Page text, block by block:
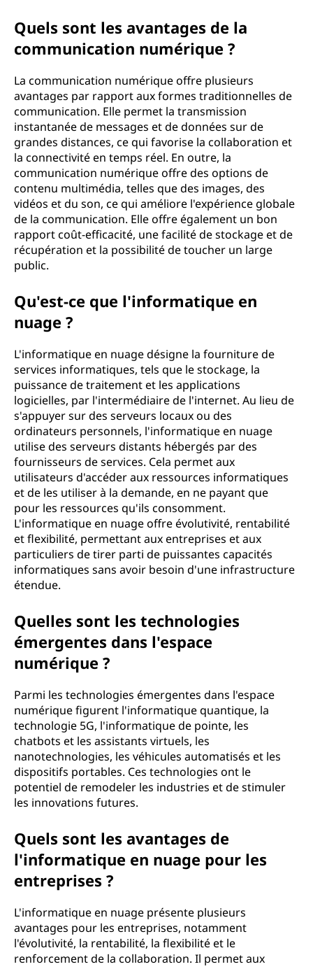
Quels sont les avantages de la
communication numérique ?
La communication numérique offre plusieurs
avantages par rapport aux formes traditionnelles de
communication. Elle permet la transmission
instantanée de messages et de données sur de
grandes distances, ce qui favorise la collaboration et
la connectivité en temps réel. En outre, la
communication numérique offre des options de
contenu multimédia, telles que des images, des
vidéos et du son, ce qui améliore l'expérience globale
de la communication. Elle offre également un bon
rapport coût-efficacité, une facilité de stockage et de
récupération et la possibilité de toucher un large
public.
Qu'est-ce que l'informatique en
nuage ?
L'informatique en nuage désigne la fourniture de
services informatiques, tels que le stockage, la
puissance de traitement et les applications
logicielles, par l'intermédiaire de l'internet. Au lieu de
s'appuyer sur des serveurs locaux ou des
ordinateurs personnels, l'informatique en nuage
utilise des serveurs distants hébergés par des
fournisseurs de services. Cela permet aux
utilisateurs d'accéder aux ressources informatiques
et de les utiliser à la demande, en ne payant que
pour les ressources qu'ils consomment.
L'informatique en nuage offre évolutivité, rentabilité
et flexibilité, permettant aux entreprises et aux
particuliers de tirer parti de puissantes capacités
informatiques sans avoir besoin d'une infrastructure
étendue.
Quelles sont les technologies
émergentes dans l'espace
numérique ?
Parmi les technologies émergentes dans l'espace
numérique figurent l'informatique quantique, la
technologie 5G, l'informatique de pointe, les
chatbots et les assistants virtuels, les
nanotechnologies, les véhicules automatisés et les
dispositifs portables. Ces technologies ont le
potentiel de remodeler les industries et de stimuler
les innovations futures.
Quels sont les avantages de
l'informatique en nuage pour les
entreprises ?
L'informatique en nuage présente plusieurs
avantages pour les entreprises, notamment
l'évolutivité, la rentabilité, la flexibilité et le
renforcement de la collaboration. Il permet aux